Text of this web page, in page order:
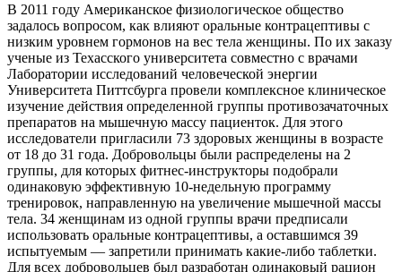
В 2011 году Американское физиологическое общество
задалось вопросом, как влияют оральные контрацептивы с
низким уровнем гормонов на вес тела женщины. По их заказу
ученые из Техасского университета совместно с врачами
Лаборатории исследований человеческой энергии
Университета Питтсбурга провели комплексное клиническое
изучение действия определенной группы противозачаточных
препаратов на мышечную массу пациенток. Для этого
исследователи пригласили 73 здоровых женщины в возрасте
от 18 до 31 года. Добровольцы были распределены на 2
группы, для которых фитнес-инструкторы подобрали
одинаковую эффективную 10-недельную программу
тренировок, направленную на увеличение мышечной массы
тела. 34 женщинам из одной группы врачи предписали
использовать оральные контрацептивы, а оставшимся 39
испытуемым — запретили принимать какие-либо таблетки.
Для всех добровольцев был разработан одинаковый рацион